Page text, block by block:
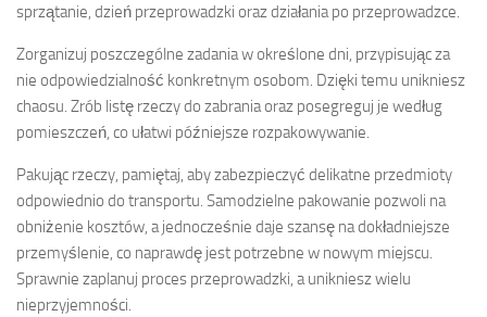
sprzątanie, dzień przeprowadzki oraz działania po przeprowadzce.
Zorganizuj poszczególne zadania w określone dni, przypisując za
nie odpowiedzialność konkretnym osobom. Dzięki temu unikniesz
chaosu. Zrób listę rzeczy do zabrania oraz posegreguj je według
pomieszczeń, co ułatwi późniejsze rozpakowywanie.
Pakując rzeczy, pamiętaj, aby zabezpieczyć delikatne przedmioty
odpowiednio do transportu. Samodzielne pakowanie pozwoli na
obniżenie kosztów, a jednocześnie daje szansę na dokładniejsze
przemyślenie, co naprawdę jest potrzebne w nowym miejscu.
Sprawnie zaplanuj proces przeprowadzki, a unikniesz wielu
nieprzyjemności.